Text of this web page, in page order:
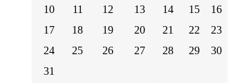
10
11 12 13 14 15
16
17
18 19 20 21 22
23
24
25 26 27 28 29
30
31